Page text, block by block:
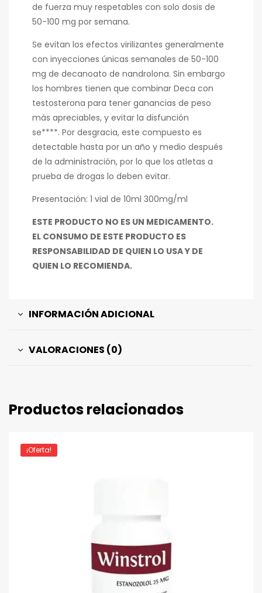
de fuerza muy respetables con solo dosis de
50-100 mg por semana.
Se evitan los efectos virilizantes generalmente
con inyecciones únicas semanales de 50-100
mg de decanoato de nandrolona. Sin embargo
los hombres tienen que combinar Deca con
testosterona para tener ganancias de peso
más apreciables, y evitar la disfunción
se****. Por desgracia, este compuesto es
detectable hasta por un año y medio después
de la administración, por lo que los atletas a
prueba de drogas lo deben evitar.
Presentación: 1 vial de 10ml 300mg/ml
ESTE PRODUCTO NO ES UN MEDICAMENTO.
EL CONSUMO DE ESTE PRODUCTO ES
RESPONSABILIDAD DE QUIEN LO USA Y DE
QUIEN LO RECOMIENDA.
INFORMACIÓN ADICIONAL
VALORACIONES (0)
Productos relacionados
¡Oferta!